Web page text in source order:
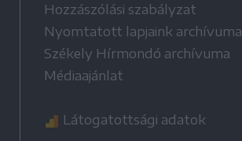
Hozzászólási szabályzat
Nyomtatott lapjaink archívuma
Székely Hírmondó archívuma
Médiaajánlat
Látogatottsági adatok